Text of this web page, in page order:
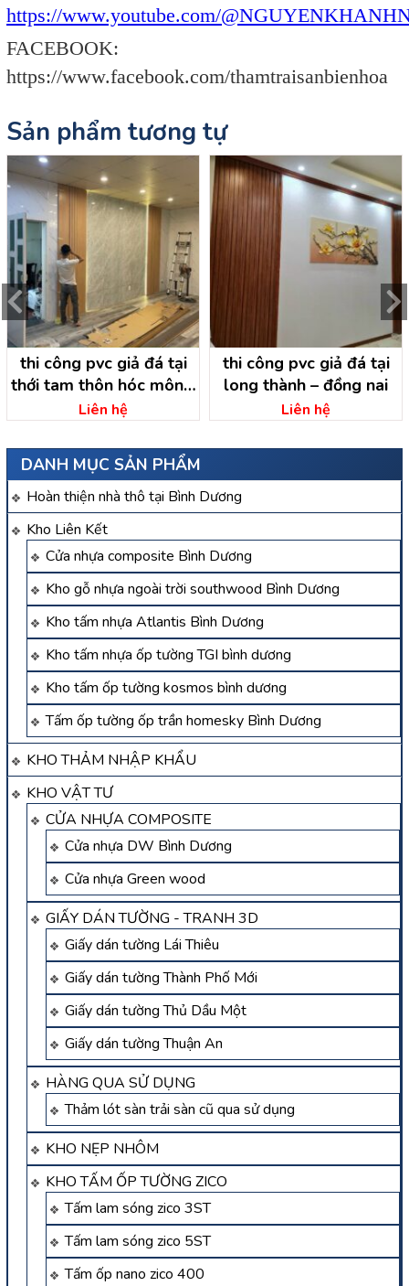
DANH MỤC SẢN PHẨM
Hoàn thiện nhà thô tại Bình Dương
Kho Liên Kết
Cửa nhựa composite Bình Dương
Kho gỗ nhựa ngoài trời southwood Bình Dương
Kho tấm nhựa Atlantis Bình Dương
Kho tấm nhựa ốp tường TGI bình dương
Kho tấm ốp tường kosmos bình dương
Tấm ốp tường ốp trần homesky Bình Dương
KHO THẢM NHẬP KHẨU
KHO VẬT TƯ
CỬA NHỰA COMPOSITE
Cửa nhựa DW Bình Dương
Cửa nhựa Green wood
GIẤY DÁN TƯỜNG - TRANH 3D
Giấy dán tường Lái Thiêu
Giấy dán tường Thành Phố Mới
Giấy dán tường Thủ Dầu Một
Giấy dán tường Thuận An
HÀNG QUA SỬ DỤNG
Thảm lót sàn trải sàn cũ qua sử dụng
KHO NẸP NHÔM
KHO TẤM ỐP TƯỜNG ZICO
Tấm lam sóng zico 3ST
Tấm lam sóng zico 5ST
Tấm ốp nano zico 400
https://www.youtube.com/
FACEBOOK:
https://www.facebook.com/thamtraisanbienhoa
Sản phẩm tương tự
thi công pvc giả đá tại
thới tam thôn hóc môn –
hồ chí minh, thi công giả
Liên hệ
thi công pvc giả đá tại
long thành – đồng nai
Liên hệ